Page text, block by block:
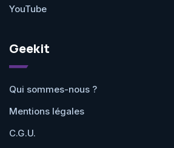
YouTube
Geekit
Qui sommes-nous ?
Mentions légales
C.G.U.